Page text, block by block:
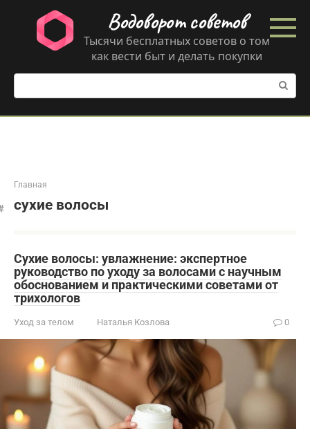
контенту
Водоворот советов
Тысячи бесплатных советов о том
как вести быт и делать покупки
Поиск:
Главная
сухие волосы
Сухие волосы: увлажнение: экспертное
руководство по уходу за волосами с научным
обоснованием и практическими советами от
трихологов
Уход за телом Наталья Козлова 0